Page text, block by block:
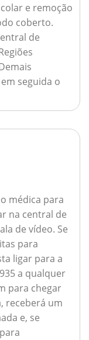
e remoção
coberto.
de
seguida o
médica para
na central de
de vídeo. Se
para
ligar para a
a qualquer
para chegar
receberá um
e, se